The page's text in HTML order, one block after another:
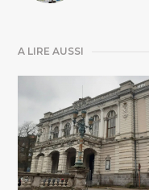
A LIRE AUSSI